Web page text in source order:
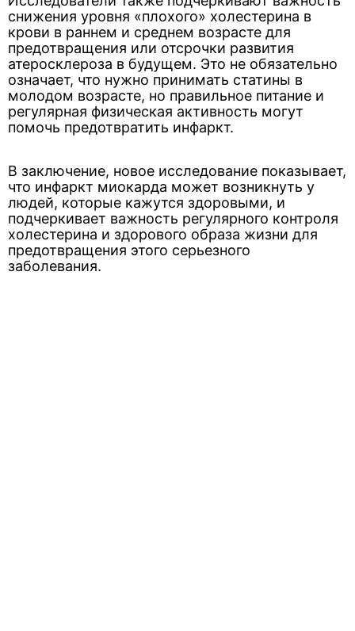
снижения уровня «плохого» холестерина в
крови в раннем и среднем возрасте для
предотвращения или отсрочки развития
атеросклероза в будущем. Это не обязательно
означает, что нужно принимать статины в
молодом возрасте, но правильное питание и
регулярная физическая активность могут
помочь предотвратить инфаркт.
В заключение, новое исследование показывает,
что инфаркт миокарда может возникнуть у
людей, которые кажутся здоровыми, и
подчеркивает важность регулярного контроля
холестерина и здорового образа жизни для
предотвращения этого серьезного
заболевания.